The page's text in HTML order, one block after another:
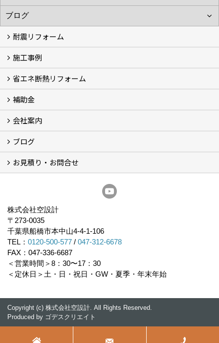
耐震リフォーム
空設計の耐震診断
耐震診断と耐震補強 動画
耐震診断レポート
減災セミナー・耐震基準と熊本地震 動画
耐震診断と耐震補強 解説
耐震診断Q&A
施工事例
施工事例
浴室の劣化改修と耐震補強 動画
浴室の劣化改修と耐震補強①
浴室の劣化改修と耐震補強②
省エネ断熱リフォーム
省エネ診断
省エネリフォーム
補助金
住宅性能表示制度
住宅断熱改修促進事業補助金2026
給湯省エネ2026
先進的窓リノベ2026
長期優良住宅化リフォーム推進事業
市川市耐震補助金
船橋市耐震補助金
浦安市耐震補助金
松戸市耐震補助金
四街道市耐震補助金
佐倉市耐震補助金
成田市耐震補助金
会社案内
経営理念／ご挨拶
会社概要
メディア掲載
リフォーム産業新聞掲載
表彰
スタッフ紹介
アクセス
不動産探し
プライバシーポリシー
ブログ
いちかわ新聞連載コラム
人生の歩き方
空設計通信
まもりとそなえ
豆知識
お見積り・お問合せ
耐震省エネ補助金無料相談会
株式会社空設計
〒273-0035
千葉県船橋市本中山4-4-1-106
TEL： 0120-500-577 / 047-312-6678
FAX：047-336-6687
＜営業時間＞8：30〜17：30
＜定休日＞土・日・祝日・GW・夏季・年末年始
Copyright (c) 株式会社空設計. All Rights Reserved.
Produced by ゴデスクリエイト